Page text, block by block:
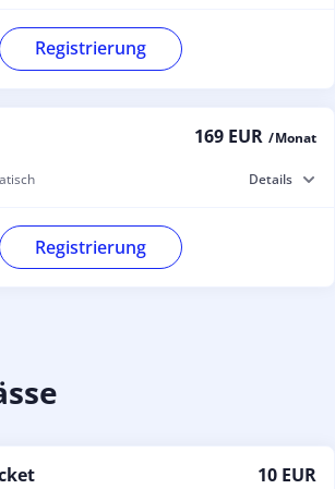
Registrierung
169 EUR / Monat
Details
Registrierung
10 EUR